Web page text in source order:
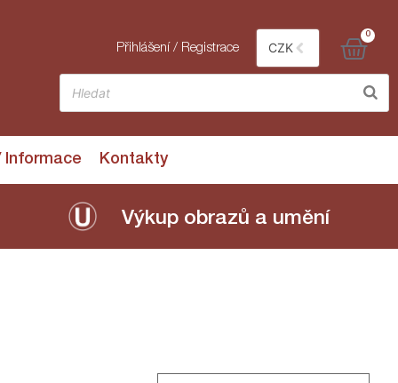
Přihlášení / Registrace CZK
0
Informace Kontakty
Výkup obrazů a umění